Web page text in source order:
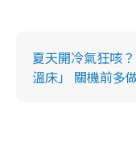
夏天開冷氣狂咳
溫床」 關機前多